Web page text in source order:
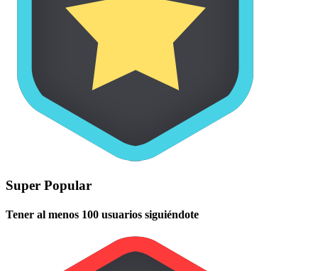
Super Popular
Tener al menos 100 usuarios siguiéndote